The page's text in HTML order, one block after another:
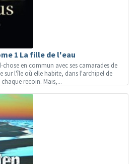
1 La fille de l'eau
en commun avec ses camarades de
sur l'île où elle habite, dans l'archipel de
recoin. Mais,...